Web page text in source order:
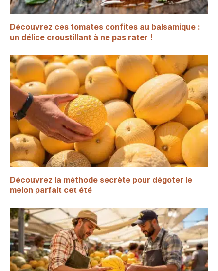
Découvrez ces tomates confites au balsamique :
un délice croustillant à ne pas rater !
Découvrez la méthode secrète pour dégoter le
melon parfait cet été